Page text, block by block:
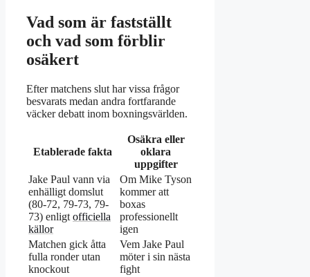
Vad som är fastställt
och vad som förblir
osäkert
Efter matchens slut har vissa frågor
besvarats medan andra fortfarande
väcker debatt inom boxningsvärlden.
Etablerade fakta
Osäkra eller
oklara
uppgifter
Jake Paul vann via
enhälligt domslut
(80-72, 79-73, 79-
73) enligt officiella
källor
Om Mike Tyson
kommer att
boxas
professionellt
igen
Matchen gick åtta
fulla ronder utan
knockout
Vem Jake Paul
möter i sin nästa
fight